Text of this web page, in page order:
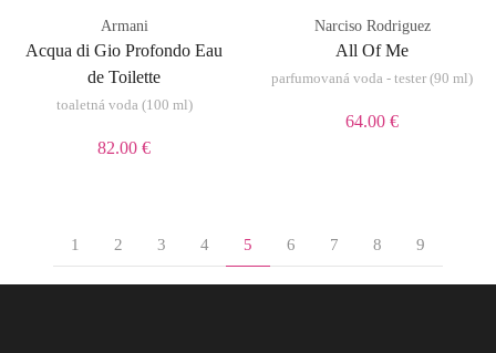
Armani
Acqua di Gio Profondo Eau
de Toilette
toaletná voda (100 ml)
82.00 €
Narciso Rodriguez
All Of Me
parfumovaná voda - tester (90 ml)
64.00 €
1 2 3 4 5 6 7 8 9